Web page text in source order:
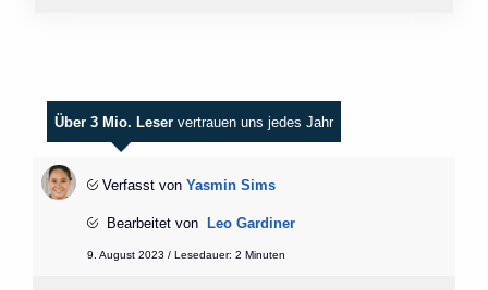
Über 3 Mio. Leser vertrauen uns jedes Jahr
Verfasst von Yasmin Sims
Bearbeitet von Leo Gardiner
9. August 2023 / Lesedauer: 2 Minuten